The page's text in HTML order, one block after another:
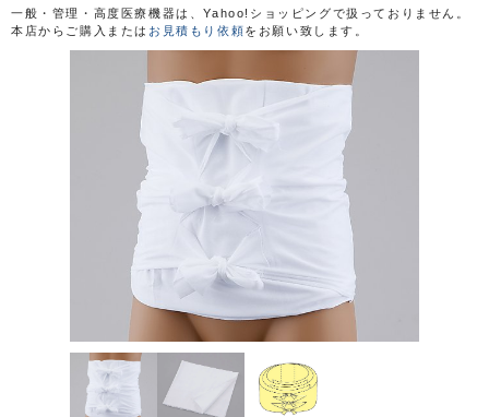
一般・管理・高度医療機器は、Yahoo!ショッピングで扱っておりません。
本店からご購入または お見積もり依頼をお願い致します。